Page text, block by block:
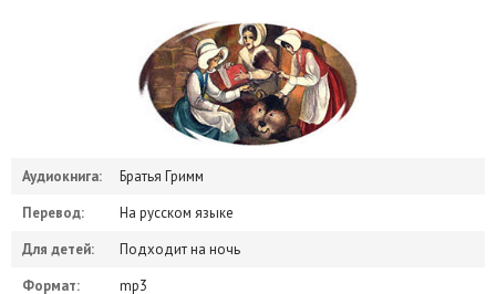
Аудиокнига:
Братья Гримм
Перевод:
На русском языке
Для детей:
Подходит на ночь
Формат:
mp3